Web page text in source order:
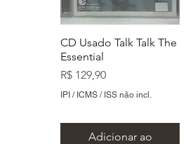
CD Usado Talk Talk The
Essential
Preço
R$ 129,90
IPI / ICMS / ISS não incl.
Adicionar ao